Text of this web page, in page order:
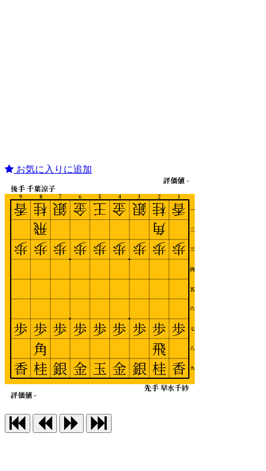
お気に入りに追加
1
2
3
4
5
6
7
8
9
一
二
三
四
五
六
七
八
九
先手 早水千紗
後手 千葉涼子
評価値 -
評価値 -
香
歩
歩
香
桂
角
歩
歩
飛
桂
銀
歩
歩
銀
金
歩
歩
金
王
歩
歩
玉
金
歩
歩
金
銀
歩
歩
銀
桂
飛
歩
歩
角
桂
香
歩
歩
香